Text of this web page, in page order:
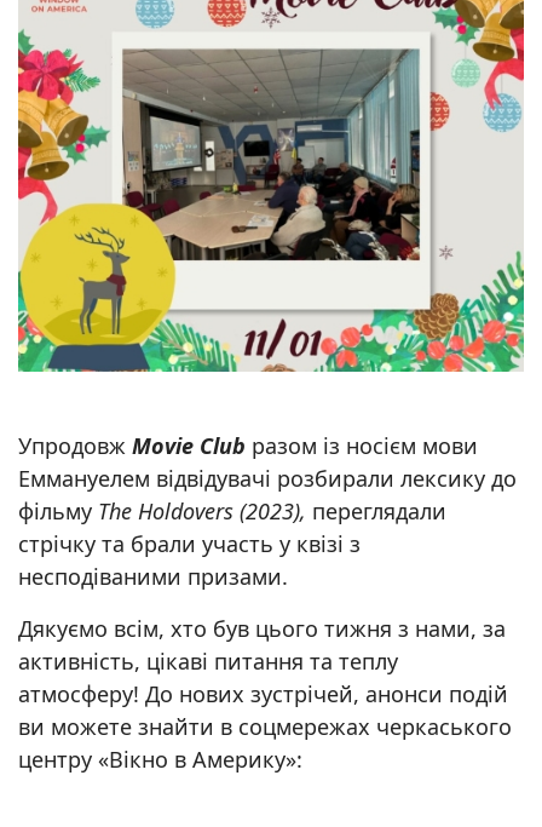
Упродовж Movie Club разом із носієм мови
Еммануелем відвідувачі розбирали лексику до
фільму The Holdovers (2023), переглядали
стрічку та брали участь у квізі з
несподіваними призами.
Дякуємо всім, хто був цього тижня з нами, за
активність, цікаві питання та теплу
атмосферу! До нових зустрічей, анонси подій
ви можете знайти в соцмережах черкаського
центру «Вікно в Америку»: